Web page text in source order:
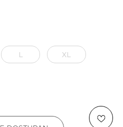
L XL